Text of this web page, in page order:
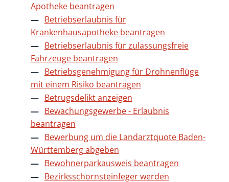
Apotheke beantragen
Betriebserlaubnis für
Krankenhausapotheke beantragen
Betriebserlaubnis für zulassungsfreie
Fahrzeuge beantragen
Betriebsgenehmigung für Drohnenflüge
mit einem Risiko beantragen
Betrugsdelikt anzeigen
Bewachungsgewerbe - Erlaubnis
beantragen
Bewerbung um die Landarztquote Baden-
Württemberg abgeben
Bewohnerparkausweis beantragen
Bezirksschornsteinfeger werden